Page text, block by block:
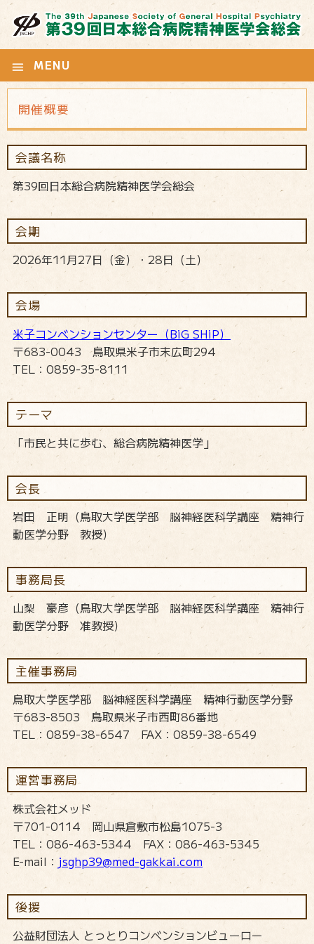
menu MENU
開催概要
会議名称
第39回日本総合病院精神医学会総会
会期
2026年11月27日（金）・28日（土）
会場
米子コンベンションセンター（BiG SHiP）
〒683-0043 鳥取県米子市末広町294
TEL：0859-35-8111
テーマ
「市民と共に歩む、総合病院精神医学」
会長
岩田 正明（鳥取大学医学部 脳神経医科学講座 精神行
動医学分野 教授）
事務局長
山梨 豪彦（鳥取大学医学部 脳神経医科学講座 精神行
動医学分野 准教授）
主催事務局
鳥取大学医学部 脳神経医科学講座 精神行動医学分野
〒683-8503 鳥取県米子市西町86番地
TEL：0859-38-6547 FAX：0859-38-6549
運営事務局
株式会社メッド
〒701-0114 岡山県倉敷市松島1075-3
TEL：086-463-5344 FAX：086-463-5345
E-mail： jsghp39@med-gakkai.com
後援
公益財団法人 とっとりコンベンションビューロー